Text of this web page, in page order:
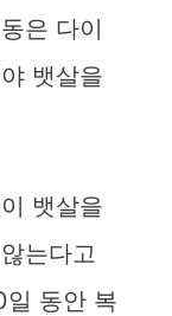
은 다이
뱃살을
뱃살을
는다고
동안 복